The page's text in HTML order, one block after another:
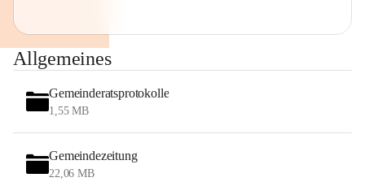
Allgemeines
Gemeinderatsprotokolle
1,55 MB
Gemeindezeitung
22,06 MB